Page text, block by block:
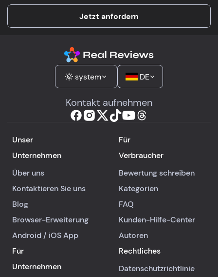
Jetzt anfordern
system DE
Kontakt aufnehmen
Unser
Unternehmen
Über uns
Kontaktieren Sie uns
Blog
Browser-Erweiterung
Android / iOSApp
Für
Verbraucher
Bewertung schreiben
Kategorien
FAQ
Kunden-Hilfe-Center
Autoren
Für
Unternehmen
Rechtliches
Datenschutzrichtlinie